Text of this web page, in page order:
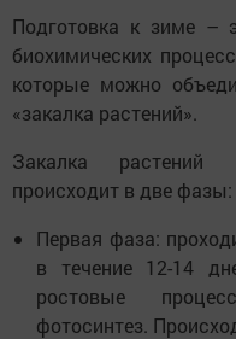
Подготовка к зиме –
биохимических
которые можно
«закалка растений».
Закалка растений
происходит в две фазы:
Первая фаза:
в течение 12-14
ростовые
фотосинтез.